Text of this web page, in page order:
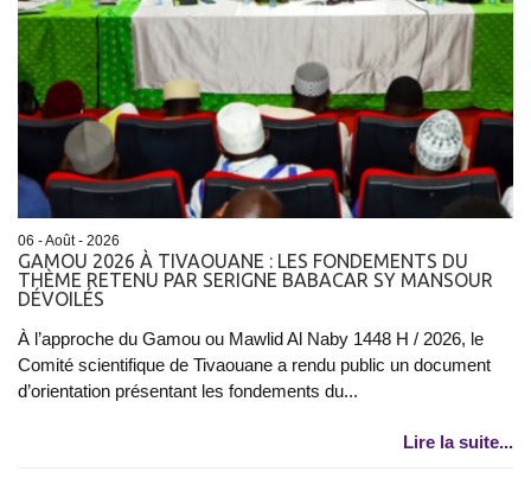
06 - Août - 2026
GAMOU 2026 À TIVAOUANE : LES FONDEMENTS DU
THÈME RETENU PAR SERIGNE BABACAR SY MANSOUR
DÉVOILÉS
À l’approche du Gamou ou Mawlid Al Naby 1448 H / 2026, le
Comité scientifique de Tivaouane a rendu public un document
d’orientation présentant les fondements du...
Lire la suite...